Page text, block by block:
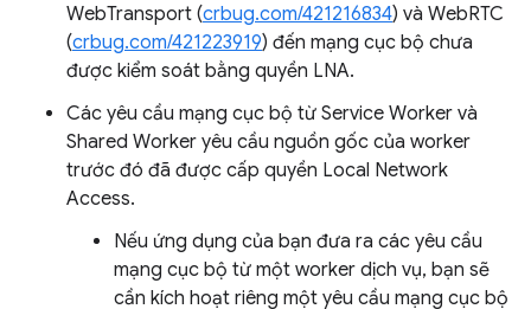
WebTransport (crbug.com/421216834) và WebRTC
(crbug.com/421223919) đến mạng cục bộ chưa
được kiểm soát bằng quyền LNA.
Các yêu cầu mạng cục bộ từ Service Worker và
Shared Worker yêu cầu nguồn gốc của worker
trước đó đã được cấp quyền Local Network
Access.
Nếu ứng dụng của bạn đưa ra các yêu cầu
mạng cục bộ từ một worker dịch vụ, bạn sẽ
cần kích hoạt riêng một yêu cầu mạng cục bộ